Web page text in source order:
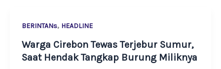
BERINTANs, HEADLINE
Warga Cirebon Tewas Terjebur Sumur,
Saat Hendak Tangkap Burung Miliknya